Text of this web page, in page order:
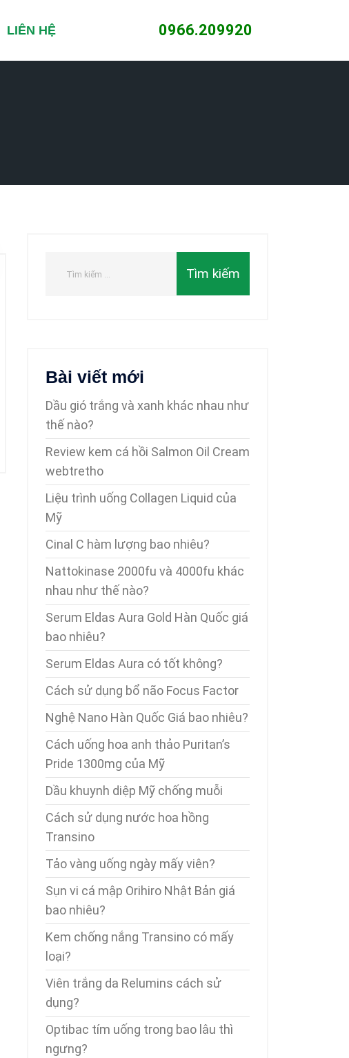
LIÊN HỆ 0966.209920
Bài viết mới
Dầu gió trắng và xanh khác nhau như
thế nào?
Review kem cá hồi Salmon Oil Cream
webtretho
Liệu trình uống Collagen Liquid của
Mỹ
Cinal C hàm lượng bao nhiêu?
Nattokinase 2000fu và 4000fu khác
nhau như thế nào?
Serum Eldas Aura Gold Hàn Quốc giá
bao nhiêu?
Serum Eldas Aura có tốt không?
Cách sử dụng bổ não Focus Factor
Nghệ Nano Hàn Quốc Giá bao nhiêu?
Cách uống hoa anh thảo Puritan’s
Pride 1300mg của Mỹ
Dầu khuynh diệp Mỹ chống muỗi
Cách sử dụng nước hoa hồng
Transino
Tảo vàng uống ngày mấy viên?
Sụn vi cá mập Orihiro Nhật Bản giá
bao nhiêu?
Kem chống nắng Transino có mấy
loại?
Viên trắng da Relumins cách sử
dụng?
Optibac tím uống trong bao lâu thì
ngưng?